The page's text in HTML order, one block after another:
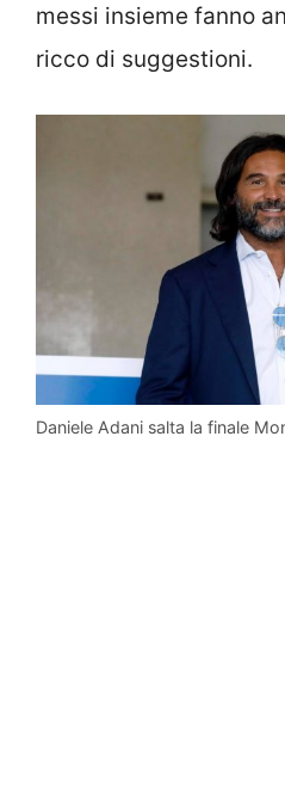
messi insieme fanno
ricco di suggestioni.
Daniele Adani salta la finale